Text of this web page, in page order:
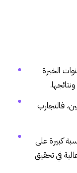
الخبرة
فالتجارب
كبيرة على
في تحقيق